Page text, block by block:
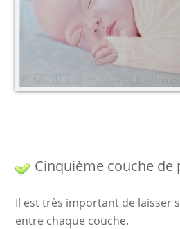
Cinquième couche de
Il est très important de laisser
entre chaque couche.